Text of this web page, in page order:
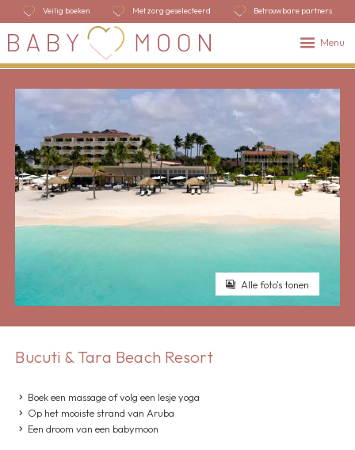
Veilig boeken Met zorg geselecteerd Betrouwbare partners
Menu
Alle foto's tonen
Bucuti & Tara Beach Resort
Boek een massage of volg een lesje yoga
Op het mooiste strand van Aruba
Een droom van een babymoon